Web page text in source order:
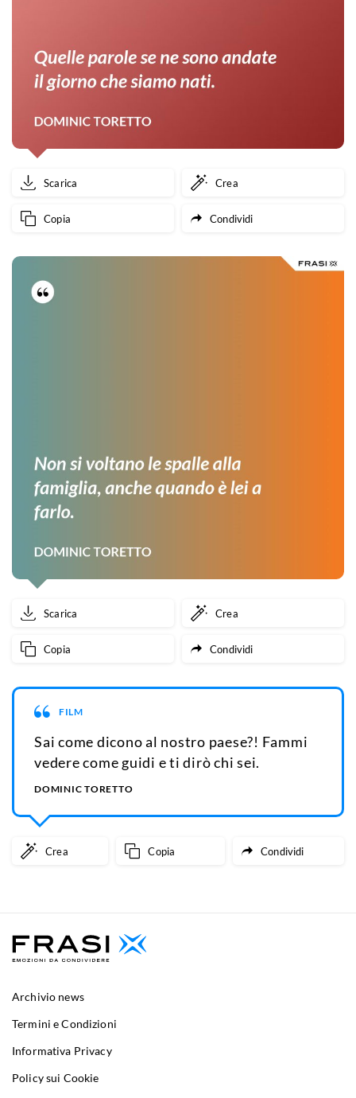
Scarica Crea
Copia Condividi
Scarica Crea
Copia Condividi
FILM
Sai come dicono al nostro paese?! Fammi
vedere come guidi e ti dirò chi sei.
DOMINIC TORETTO
Crea Copia Condividi
Archivio news
Termini e Condizioni
Informativa Privacy
Policy sui Cookie